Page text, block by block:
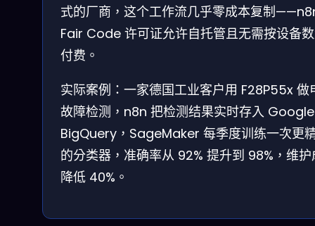
式的厂商，这个工作流几乎零成本复制
Fair Code 许可证允许自托管且无需按设备
付费。
实际案例：一家德国工业客户用 F28P55x 做
故障检测，n8n 把检测结果实时存入 Google
BigQuery，SageMaker 每季度训练一次更
的分类器，准确率从 92% 提升到 98%，维护
降低 40%。